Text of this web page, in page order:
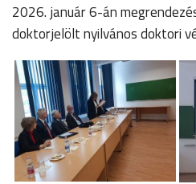
2026. január 6-án
doktorjelölt nyilvános doktori